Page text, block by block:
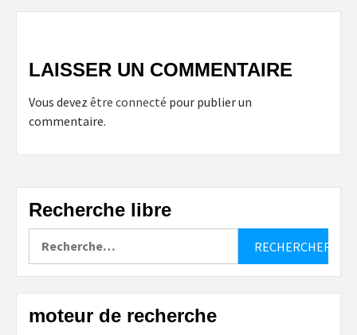
LAISSER UN COMMENTAIRE
Vous devez être connecté pour publier un
commentaire.
Recherche libre
moteur de recherche